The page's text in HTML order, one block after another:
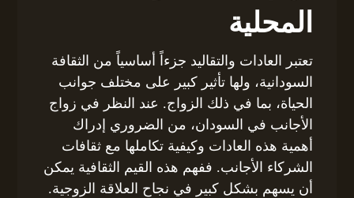
المحلية
تعتبر العادات والتقاليد جزءاً أساسياً من الثقافة
السودانية، ولها تأثير كبير على مختلف جوانب
الحياة، بما في ذلك الزواج. عند النظر في زواج
الأجانب في السودان، من الضروري إدراك
أهمية هذه العادات وكيفية تكاملها مع ثقافات
الشركاء الأجانب. ففهم هذه القيم الثقافية يمكن
أن يسهم بشكل كبير في نجاح العلاقة الزوجية.